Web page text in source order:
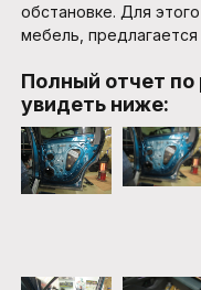
обстановке. Для
мебель, предлагается
Полный отчет
увидеть ниже: